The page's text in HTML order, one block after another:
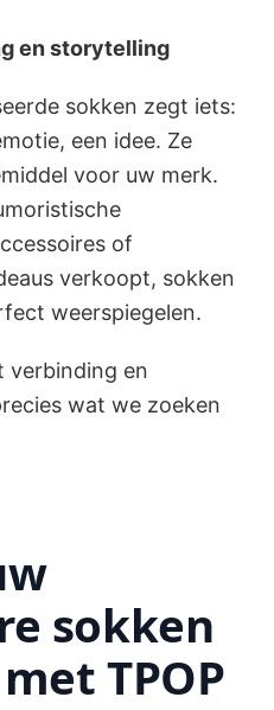
en storytelling
sokken zegt iets:
een idee. Ze
voor uw merk.
of
verkoopt, sokken
weerspiegelen.
verbinding en
wat we zoeken
sokken
TPOP